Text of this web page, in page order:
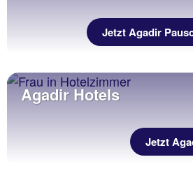
Jetzt Agadir
Agadir Hotels
Jetzt